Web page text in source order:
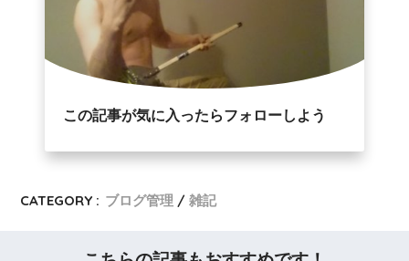
この記事が気に入ったらフォローしよう
CATEGORY : ブログ管理 雑記